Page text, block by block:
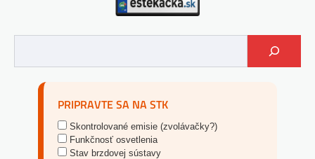
PRIPRAVTE SA NA STK
Skontrolované emisie (zvolávačky?)
Funkčnosť osvetlenia
Stav brzdovej sústavy